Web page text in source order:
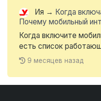
Ия → Когда
Почему мобильный
Когда включите
есть список
9 месяцев назад